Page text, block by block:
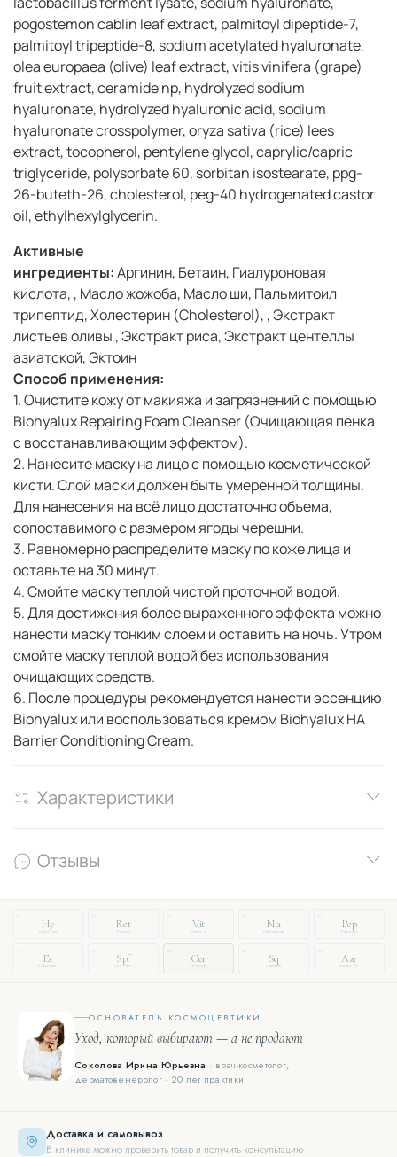
pogostemon cablin leaf extract, palmitoyl dipeptide-7,
palmitoyl tripeptide-8, sodium acetylated hyaluronate,
olea europaea (olive) leaf extract, vitis vinifera (grape)
fruit extract, ceramide np, hydrolyzed sodium
hyaluronate, hydrolyzed hyaluronic acid, sodium
hyaluronate crosspolymer, oryza sativa (rice) lees
extract, tocopherol, pentylene glycol, caprylic/capric
triglyceride, polysorbate 60, sorbitan isostearate, ppg-
26-buteth-26, cholesterol, peg-40 hydrogenated castor
oil, ethylhexylglycerin.
Активные
ингредиенты:Аргинин, Бетаин, Гиалуроновая
кислота, , Масло жожоба, Масло ши, Пальмитоил
трипептид,Холестерин (Cholesterol), ,Экстракт
листьев оливы ,Экстракт риса,Экстракт центеллы
азиатской,Эктоин
Способ применения:
1. Очистите кожу от макияжа и загрязнений с помощью
Biohyalux Repairing Foam Cleanser (Очищающая пенка
с восстанавливающим эффектом).
2. Нанесите маску на лицо с помощью косметической
кисти. Слой маски должен быть умеренной толщины.
Для нанесения на всё лицо достаточно объема,
сопоставимого с размером ягоды черешни.
3. Равномерно распределите маску по коже лица и
оставьте на 30 минут.
4. Смойте маску теплой чистой проточной водой.
5. Для достижения более выраженного эффекта можно
нанести маску тонким слоем и оставить на ночь. Утром
смойте маску теплой водой без использования
очищающих средств.
6. После процедуры рекомендуется нанести эссенцию
Biohyalux или воспользоваться кремом Biohyalux HA
Barrier Conditioning Cream.
Характеристики
Отзывы
14
Hy
Hyaluronic
Ret
Retinol
Vit
Vitamin C
Nia
Niacinamide
Pep
Peptides
Ex
Exosomes
Spf
SPF Filter
Cer
Ceramides
46
Sq
Squalane
Aze
Azelaic Ac.
ОСНОВАТЕЛЬ КОСМОЦЕВТИКИ
Уход, который выбирают — а не продают
Соколова Ирина Юрьевна · врач-косметолог,
дерматовенеролог · 20 лет практики
Доставка и самовывоз
В клинике можно проверить товар и получить консультацию